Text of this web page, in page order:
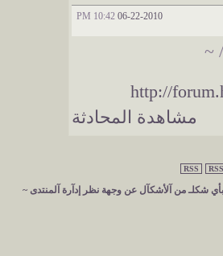
06-22-2010
10:42 PM
~
http://
مشاهدة المحادثة
RSS
شكلـ من آلأشكآل عن وجهة نظر إدآرة آلمنتدى ~